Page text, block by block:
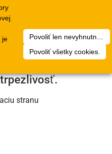
je
Povoliť všetky cookies.
k technickej chybe.
nej už pracuje.
stranu